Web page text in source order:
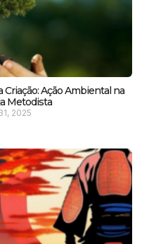
Ação Ambiental na
Metodista
2025